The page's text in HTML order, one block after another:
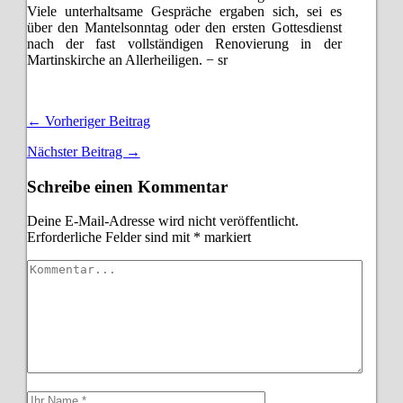
Viele unterhaltsame Gespräche ergaben sich, sei es
über den Mantelsonntag oder den ersten Gottesdienst
nach der fast vollständigen Renovierung in der
Martinskirche an Allerheiligen. − sr
← Vorheriger Beitrag
Nächster Beitrag →
Schreibe einen Kommentar
Deine E-Mail-Adresse wird nicht veröffentlicht.
Erforderliche Felder sind mit * markiert